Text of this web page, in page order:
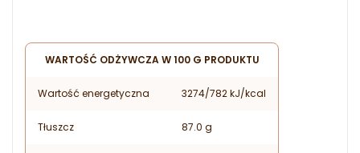
WARTOŚĆ ODŻYWCZA W 100 G PRODUKTU
Wartość energetyczna 3274/782 kJ/kcal
Tłuszcz 87.0 g